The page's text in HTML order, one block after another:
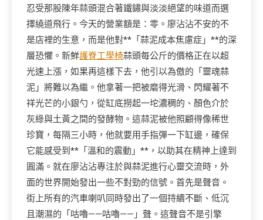
忍受那股陳年蒜頭混合著鐵鏽與淡淡絕望的味道而選
擇繞道飛行。今天的營業額是：零。廖沾沾不安的不
是店裡的生意，而是他對**「蒜泥成本焦慮症」**的深
層恐懼。新鮮護脊工學椅蒜頭每公斤的價格正在以超
光速上漲，如果再這樣下去，他引以為傲的「靈魂蒜
泥」將難以為繼。他拿著一把被磨得光滑、閃耀著不
祥光芒的小銀勺，從缸底撈起一坨濃稠的、顏色介於
灰綠與土黃之間的發酵物。這蒜泥被他照顧得像稀世
珍寶，每隔三小時，他就要用手指彈一下缸邊，確保
它能感受到**「溫和的震動」**，以助其在精神上達到
圓滿。就在廖沾沾專注於與蒜泥進行心靈交流時，外
面的世界開始發出一些不對勁的信號。首先是聲音。
街上所有的汽車喇叭同時發出了一個持續不斷、低沉
且潮濕的「咕嚕——咕嚕——」聲。這聲音不是引擎